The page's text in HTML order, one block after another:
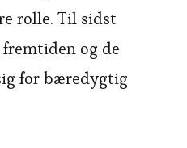
rolle. Til sidst
og de
for bæredygtig